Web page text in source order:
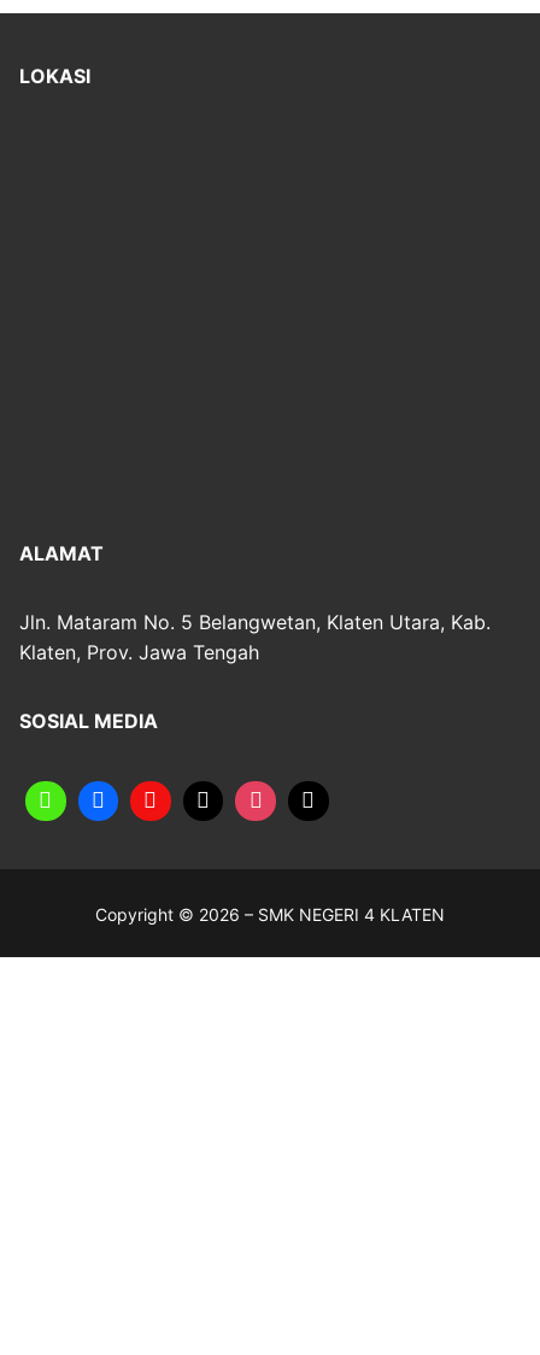
LOKASI
ALAMAT
Jln. Mataram No. 5 Belangwetan, Klaten Utara, Kab.
Klaten, Prov. Jawa Tengah
SOSIAL MEDIA
Copyright © 2026 – SMK NEGERI 4 KLATEN